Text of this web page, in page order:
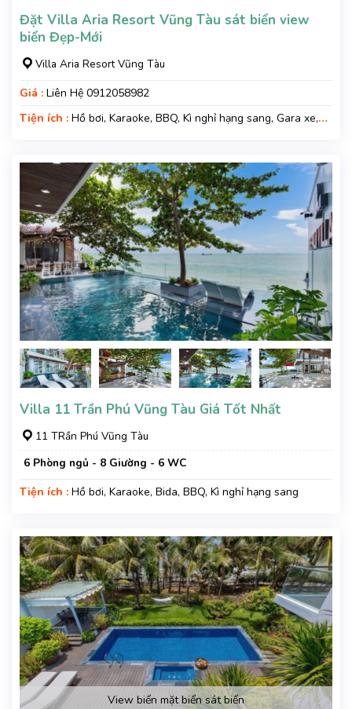
Đặt Villa Aria Resort Vũng Tàu sát biển view
biển Đẹp-Mới
Villa Aria Resort Vũng Tàu
Giá : Liên Hệ 0912058982
Tiện ích : Hồ bơi, Karaoke, BBQ, Kì nghỉ hạng sang, Gara xe,
Villa 11 Trần Phú Vũng Tàu Giá Tốt Nhất
11 TRần Phú Vũng Tàu
6 Phòng ngủ - 8 Giường - 6 WC
Tiện ích : Hồ bơi, Karaoke, Bida, BBQ, Kì nghỉ hạng sang
View biển mặt biển sát biển